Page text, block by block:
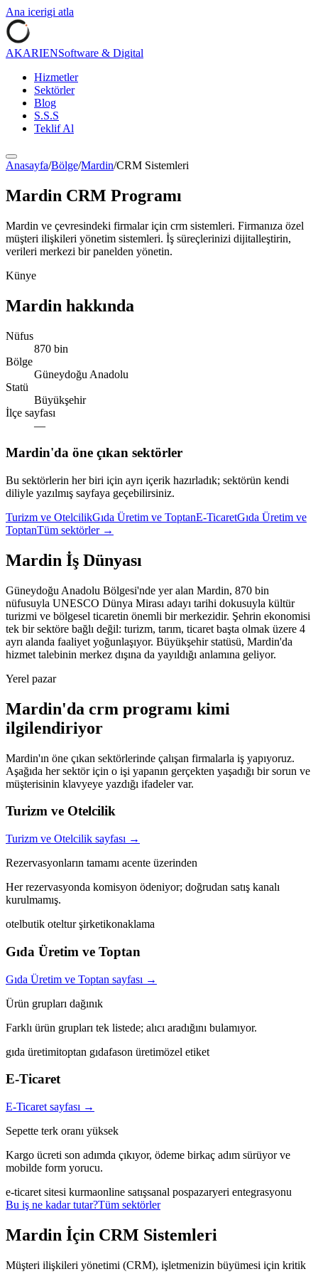
Ana icerigi atla
AKARIENSoftware & Digital
Hizmetler
Sektörler
Blog
S.S.S
Teklif Al
Anasayfa/Bölge/Mardin/CRM Sistemleri
Mardin CRM Programı
Mardin ve çevresindeki firmalar için crm sistemleri. Firmanıza özel
müşteri ilişkileri yönetim sistemleri. İş süreçlerinizi dijitalleştirin,
verileri merkezi bir panelden yönetin.
Künye
Mardin hakkında
Nüfus
870 bin
Bölge
Güneydoğu Anadolu
Statü
Büyükşehir
İlçe sayfası
—
Mardin'da öne çıkan sektörler
Bu sektörlerin her biri için ayrı içerik hazırladık; sektörün kendi
diliyle yazılmış sayfaya geçebilirsiniz.
Turizm ve OtelcilikGıda Üretim ve ToptanE-TicaretGıda Üretim ve
ToptanTüm sektörler →
Mardin İş Dünyası
Güneydoğu Anadolu Bölgesi'nde yer alan Mardin, 870 bin
nüfusuyla UNESCO Dünya Mirası adayı tarihi dokusuyla kültür
turizmi ve bölgesel ticaretin önemli bir merkezidir. Şehrin ekonomisi
tek bir sektöre bağlı değil: turizm, tarım, ticaret başta olmak üzere 4
ayrı alanda faaliyet yoğunlaşıyor. Büyükşehir statüsü, Mardin'da
hizmet talebinin merkez dışına da yayıldığı anlamına geliyor.
Yerel pazar
Mardin'da crm programı kimi
ilgilendiriyor
Mardin'ın öne çıkan sektörlerinde çalışan firmalarla iş yapıyoruz.
Aşağıda her sektör için o işi yapanın gerçekten yaşadığı bir sorun ve
müşterisinin klavyeye yazdığı ifadeler var.
Turizm ve Otelcilik
Turizm ve Otelcilik sayfası →
Rezervasyonların tamamı acente üzerinden
Her rezervasyonda komisyon ödeniyor; doğrudan satış kanalı
kurulmamış.
otelbutik oteltur şirketikonaklama
Gıda Üretim ve Toptan
Gıda Üretim ve Toptan sayfası →
Ürün grupları dağınık
Farklı ürün grupları tek listede; alıcı aradığını bulamıyor.
gıda üretimitoptan gıdafason üretimözel etiket
E-Ticaret
E-Ticaret sayfası →
Sepette terk oranı yüksek
Kargo ücreti son adımda çıkıyor, ödeme birkaç adım sürüyor ve
mobilde form yorucu.
e-ticaret sitesi kurmaonline satışsanal pospazaryeri entegrasyonu
Bu iş ne kadar tutar?Tüm sektörler
Mardin İçin CRM Sistemleri
Müşteri ilişkileri yönetimi (CRM), işletmenizin büyümesi için kritik